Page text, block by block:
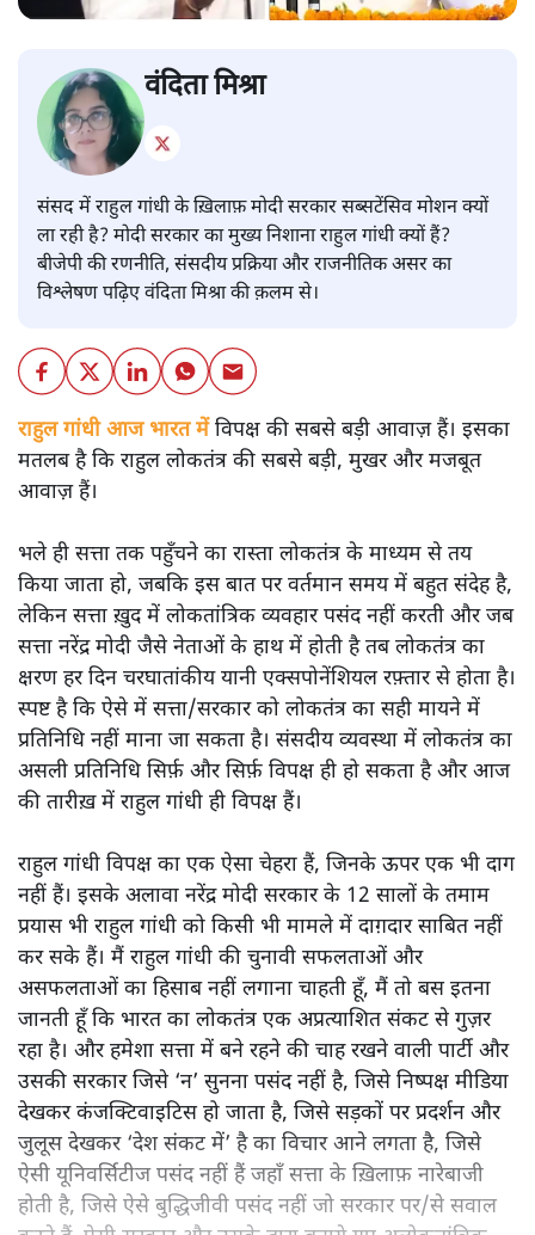
वंदिता मिश्रा
संसद में राहुल गांधी के ख़िलाफ़ मोदी सरकार सब्सटेंसिव मोशन क्यों
ला रही है? मोदी सरकार का मुख्य निशाना राहुल गांधी क्यों हैं?
बीजेपी की रणनीति, संसदीय प्रक्रिया और राजनीतिक असर का
विश्लेषण पढ़िए वंदिता मिश्रा की क़लम से।
राहुल गांधी आज भारत मेंविपक्ष की सबसे बड़ी आवाज़ हैं। इसका
मतलब है कि राहुल लोकतंत्र की सबसे बड़ी, मुखर और मजबूत
आवाज़ हैं।
भले ही सत्ता तक पहुँचने का रास्ता लोकतंत्र के माध्यम से तय
किया जाता हो, जबकि इस बात पर वर्तमान समय में बहुत संदेह है,
लेकिन सत्ता ख़ुद में लोकतांत्रिक व्यवहार पसंद नहीं करती और जब
सत्ता नरेंद्र मोदी जैसे नेताओं के हाथ में होती है तब लोकतंत्र का
क्षरण हर दिन चरघातांकीय यानी एक्सपोनेंशियल रफ़्तार से होता है।
स्पष्ट है कि ऐसे में सत्ता/सरकार को लोकतंत्र का सही मायने में
प्रतिनिधि नहीं माना जा सकता है। संसदीय व्यवस्था में लोकतंत्र का
असली प्रतिनिधि सिर्फ़ और सिर्फ़ विपक्ष ही हो सकता है और आज
की तारीख़ में राहुल गांधी ही विपक्ष हैं।
राहुल गांधी विपक्ष का एक ऐसा चेहरा हैं, जिनके ऊपर एक भी दाग
नहीं हैं। इसके अलावा नरेंद्र मोदी सरकार के 12 सालों के तमाम
प्रयास भी राहुल गांधी को किसी भी मामले में दाग़दार साबित नहीं
कर सके हैं। मैं राहुल गांधी की चुनावी सफलताओं और
असफलताओं का हिसाब नहीं लगाना चाहती हूँ, मैं तो बस इतना
जानती हूँ कि भारत का लोकतंत्र एक अप्रत्याशित संकट से गुज़र
रहा है। और हमेशा सत्ता में बने रहने की चाह रखने वाली पार्टी और
उसकी सरकार जिसे ‘न’ सुनना पसंद नहीं है, जिसे निष्पक्ष मीडिया
देखकर कंजक्टिवाइटिस हो जाता है, जिसे सड़कों पर प्रदर्शन और
जुलूस देखकर ‘देश संकट में’ है का विचार आने लगता है, जिसे
ऐसी यूनिवर्सिटीज पसंद नहीं हैं जहाँ सत्ता के ख़िलाफ़ नारेबाजी
होती है, जिसे ऐसे बुद्धिजीवी पसंद नहीं जो सरकार पर/से सवाल